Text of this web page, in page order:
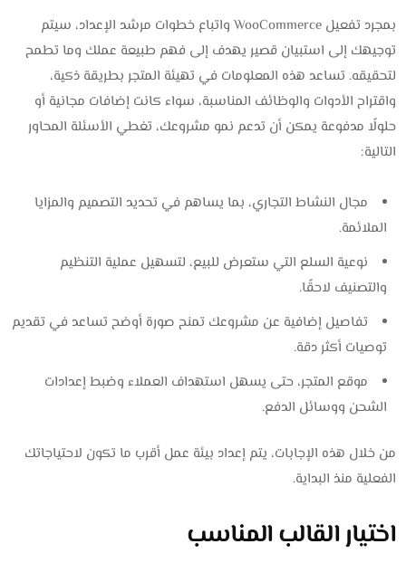
بمجرد تفعيل WooCommerce واتباع خطوات مرشد الإعداد، سيتم
توجيهك إلى استبيان قصير يهدف إلى فهم طبيعة عملك وما تطمح
لتحقيقه. تساعد هذه المعلومات في تهيئة المتجر بطريقة ذكية،
واقتراح الأدوات والوظائف المناسبة، سواء كانت إضافات مجانية أو
حلولًا مدفوعة يمكن أن تدعم نمو مشروعك، تغطي الأسئلة المحاور
التالية:
مجال النشاط التجاري، بما يساهم في تحديد التصميم والمزايا
الملائمة.
نوعية السلع التي ستعرض للبيع، لتسهيل عملية التنظيم
والتصنيف لاحقًا.
تفاصيل إضافية عن مشروعك تمنح صورة أوضح تساعد في تقديم
توصيات أكثر دقة.
موقع المتجر، حتى يسهل استهداف العملاء وضبط إعدادات
الشحن ووسائل الدفع.
من خلال هذه الإجابات، يتم إعداد بيئة عمل أقرب ما تكون لاحتياجاتك
الفعلية منذ البداية.
اختيار القالب المناسب